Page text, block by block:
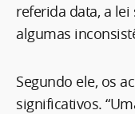
referida data, a
algumas
Segundo ele, os
significativos.